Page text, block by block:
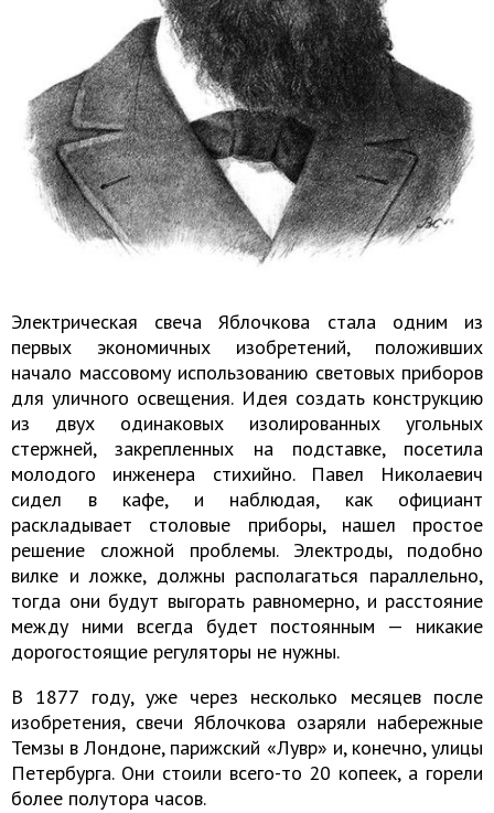
Электрическая свеча Яблочкова стала одним из
первых экономичных изобретений, положивших
начало массовому использованию световых приборов
для уличного освещения. Идея создать конструкцию
из двух одинаковых изолированных угольных
стержней, закрепленных на подставке, посетила
молодого инженера стихийно. Павел Николаевич
сидел в кафе, и наблюдая, как официант
раскладывает столовые приборы, нашел простое
решение сложной проблемы. Электроды, подобно
вилке и ложке, должны располагаться параллельно,
тогда они будут выгорать равномерно, и расстояние
между ними всегда будет постоянным — никакие
дорогостоящие регуляторы не нужны.
В 1877 году, уже через несколько месяцев после
изобретения, свечи Яблочкова озаряли набережные
Темзы в Лондоне, парижский «Лувр» и, конечно, улицы
Петербурга. Они стоили всего-то 20 копеек, а горели
более полутора часов.